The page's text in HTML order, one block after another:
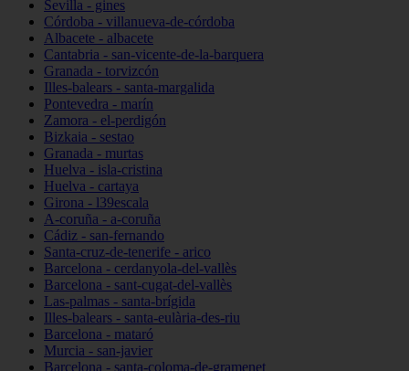
Sevilla - gines
Córdoba - villanueva-de-córdoba
Albacete - albacete
Cantabria - san-vicente-de-la-barquera
Granada - torvizcón
Illes-balears - santa-margalida
Pontevedra - marín
Zamora - el-perdigón
Bizkaia - sestao
Granada - murtas
Huelva - isla-cristina
Huelva - cartaya
Girona - l39escala
A-coruña - a-coruña
Cádiz - san-fernando
Santa-cruz-de-tenerife - arico
Barcelona - cerdanyola-del-vallès
Barcelona - sant-cugat-del-vallès
Las-palmas - santa-brígida
Illes-balears - santa-eulària-des-riu
Barcelona - mataró
Murcia - san-javier
Barcelona - santa-coloma-de-gramenet